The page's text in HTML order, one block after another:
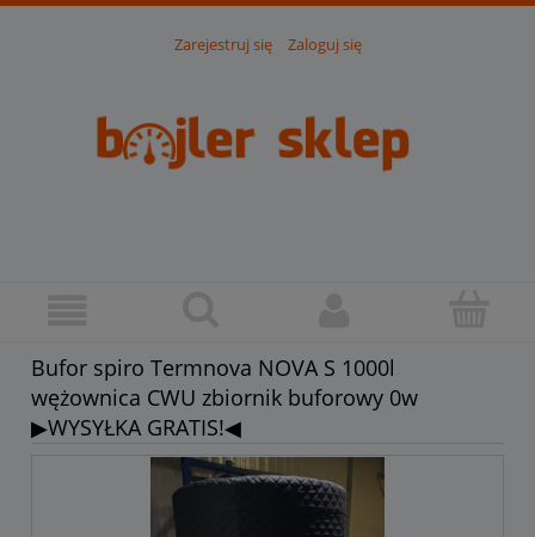
Zarejestruj się Zaloguj się
Bufor spiro Termnova NOVA S 1000l
wężownica CWU zbiornik buforowy 0w
▶WYSYŁKA GRATIS!◀